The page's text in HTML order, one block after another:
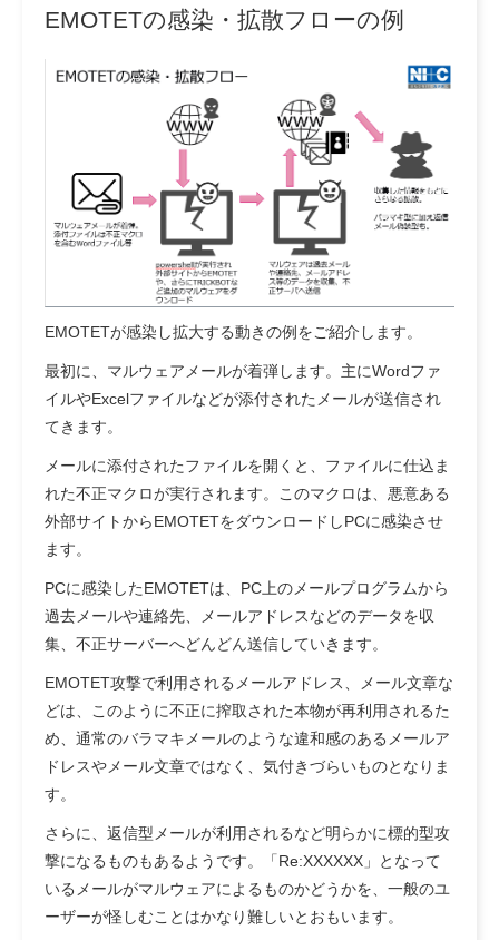
EMOTETの感染・拡散フローの例
EMOTETが感染し拡大する動きの例をご紹介します。
最初に、マルウェアメールが着弾します。主にWordファ
イルやExcelファイルなどが添付されたメールが送信され
てきます。
メールに添付されたファイルを開くと、ファイルに仕込ま
れた不正マクロが実行されます。このマクロは、悪意ある
外部サイトからEMOTETをダウンロードしPCに感染させ
ます。
PCに感染したEMOTETは、PC上のメールプログラムから
過去メールや連絡先、メールアドレスなどのデータを収
集、不正サーバーへどんどん送信していきます。
EMOTET攻撃で利用されるメールアドレス、メール文章な
どは、このように不正に搾取された本物が再利用されるた
め、通常のバラマキメールのような違和感のあるメールア
ドレスやメール文章ではなく、気付きづらいものとなりま
す。
さらに、返信型メールが利用されるなど明らかに標的型攻
撃になるものもあるようです。
「Re:XXXXXX」となって
いるメールがマルウェアによるものかどうかを、一般のユ
ーザーが怪しむことはかなり難しいとおもいます。